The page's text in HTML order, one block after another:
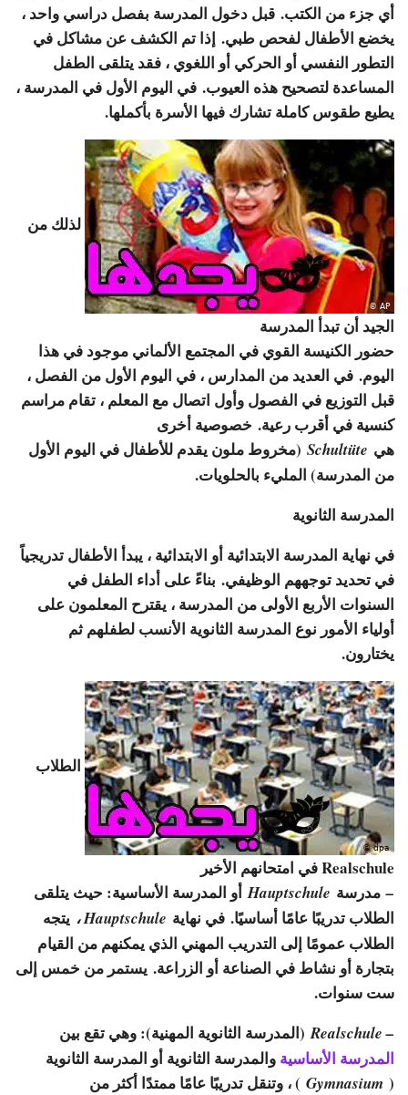
أي جزء من الكتب. قبل دخول المدرسة بفصل دراسي واحد ،
يخضع الأطفال لفحص طبي. إذا تم الكشف عن مشاكل في
التطور النفسي أو الحركي أو اللغوي ، فقد يتلقى الطفل
المساعدة لتصحيح هذه العيوب. في اليوم الأول في المدرسة ،
يطيع طقوس كاملة تشارك فيها الأسرة بأكملها.
لذلك من
الجيد أن تبدأ المدرسة
حضور الكنيسة القوي في المجتمع الألماني موجود في هذا
اليوم. في العديد من المدارس ، في اليوم الأول من الفصل ،
قبل التوزيع في الفصول وأول اتصال مع المعلم ، تقام مراسم
كنسية في أقرب رعية. خصوصية أخرى
هي Schultüte (مخروط ملون يقدم للأطفال في اليوم الأول
من المدرسة) المليء بالحلويات.
المدرسة الثانوية
في نهاية المدرسة الابتدائية أو الابتدائية ، يبدأ الأطفال تدريجياً
في تحديد توجههم الوظيفي. بناءً على أداء الطفل في
السنوات الأربع الأولى من المدرسة ، يقترح المعلمون على
أولياء الأمور نوع المدرسة الثانوية الأنسب لطفلهم ثم
يختارون.
الطلاب
Realschule في امتحانهم الأخير
–مدرسة Hauptschuleأو المدرسة الأساسية: حيث يتلقى
الطلاب تدريبًا عامًا أساسيًا. في نهاية Hauptschule ،
يتجه
الطلاب عمومًا إلى التدريب المهني الذي يمكنهم من القيام
بتجارة أو نشاط في الصناعة أو الزراعة. يستمر من خمس إلى
ست سنوات.
– Realschule
(المدرسة الثانوية المهنية): وهي تقع بين
المدرسة الأساسية والمدرسة الثانوية أو المدرسة الثانوية
(
Gymnasium ) ، وتنقل تدريبًا عامًا ممتدًا أكثر من